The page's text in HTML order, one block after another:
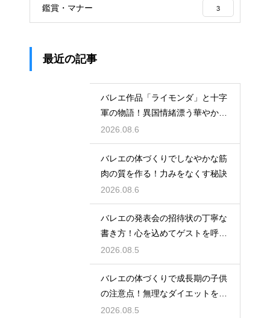
鑑賞・マナー 3
最近の記事
バレエ作品「ライモンダ」と十字
軍の物語！異国情緒漂う華やかな
踊りを堪能
2026.08.6
バレエの体づくりでしなやかな筋
肉の質を作る！力みをなくす秘訣
2026.08.6
バレエの発表会の招待状の丁寧な
書き方！心を込めてゲストを呼ぶ
コツ
2026.08.5
バレエの体づくりで成長期の子供
の注意点！無理なダイエットを防
ぎ健康に
2026.08.5